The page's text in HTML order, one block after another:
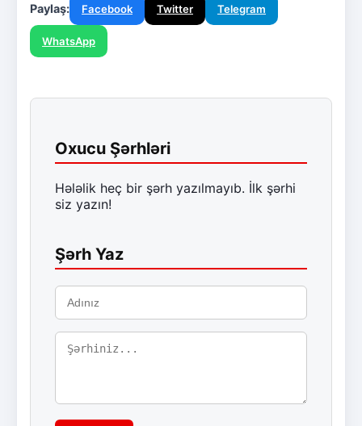
Paylaş: Facebook Twitter Telegram
WhatsApp
Oxucu Şərhləri
Hələlik heç bir şərh yazılmayıb. İlk şərhi
siz yazın!
Şərh Yaz